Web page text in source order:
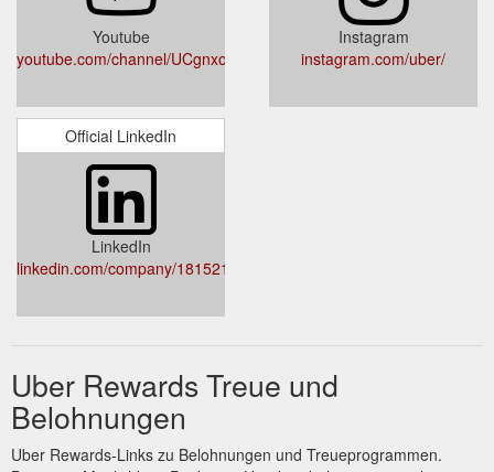
Youtube
youtube.com/channel/UCgnxoUwDmmyzeigmmcf0hZA
Instagram
instagram.com/uber/
Official LinkedIn
LinkedIn
linkedin.com/company/1815218
Uber Rewards Treue und
Belohnungen
Uber Rewards-Links zu Belohnungen und Treueprogrammen.